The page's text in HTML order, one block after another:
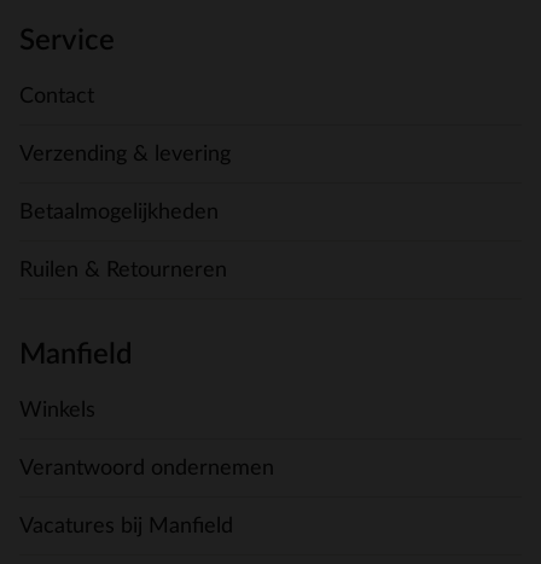
Service
Contact
Verzending & levering
Betaalmogelijkheden
Ruilen & Retourneren
Manfield
Winkels
Verantwoord ondernemen
Vacatures bij Manfield